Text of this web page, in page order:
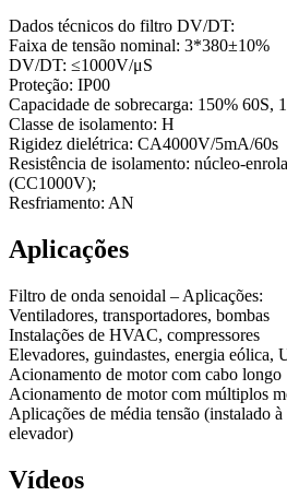
Dados técnicos do filtro DV/DT:
Faixa de tensão nominal: 3*380±10%
DV/DT: ≤1000V/μS
Proteção: IP00
Capacidade de sobrecarga: 150% 60S,
Classe de isolamento: H
Rigidez dielétrica: CA4000V/5mA/60s
Resistência de isolamento: núcleo-
(CC1000V);
Resfriamento: AN
Aplicações
Filtro de onda senoidal – Aplicações:
Ventiladores, transportadores, bombas
Instalações de HVAC, compressores
Elevadores, guindastes, energia eólica,
Acionamento de motor com cabo longo
Acionamento de motor com múltiplos
Aplicações de média tensão (instalado
elevador)
Vídeos